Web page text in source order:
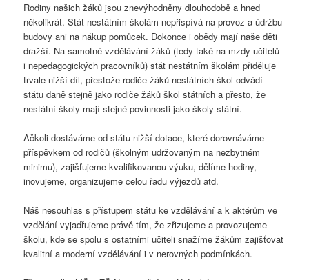
Rodiny našich žáků jsou znevýhodněny dlouhodobě a hned
několikrát. Stát nestátním školám nepřispívá na provoz a údržbu
budovy ani na nákup pomůcek. Dokonce i obědy mají naše děti
dražší. Na samotné vzdělávání žáků (tedy také na mzdy učitelů
i nepedagogických pracovníků) stát nestátním školám přiděluje
trvale nižší díl, přestože rodiče žáků nestátních škol odvádí
státu daně stejně jako rodiče žáků škol státních a přesto, že
nestátní školy mají stejné povinnosti jako školy státní.
Ačkoli dostáváme od státu nižší dotace, které dorovnáváme
příspěvkem od rodičů (školným udržovaným na nezbytném
minimu), zajišťujeme kvalifikovanou výuku, dělíme hodiny,
inovujeme, organizujeme celou řadu výjezdů atd.
Náš nesouhlas s přístupem státu ke vzdělávání a k aktérům ve
vzdělání vyjadřujeme právě tím, že zřizujeme a provozujeme
školu, kde se spolu s ostatními učiteli snažíme žákům zajišťovat
kvalitní a moderní vzdělávání i v nerovných podmínkách.